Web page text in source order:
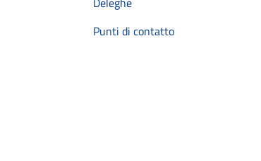
Punti di contatto